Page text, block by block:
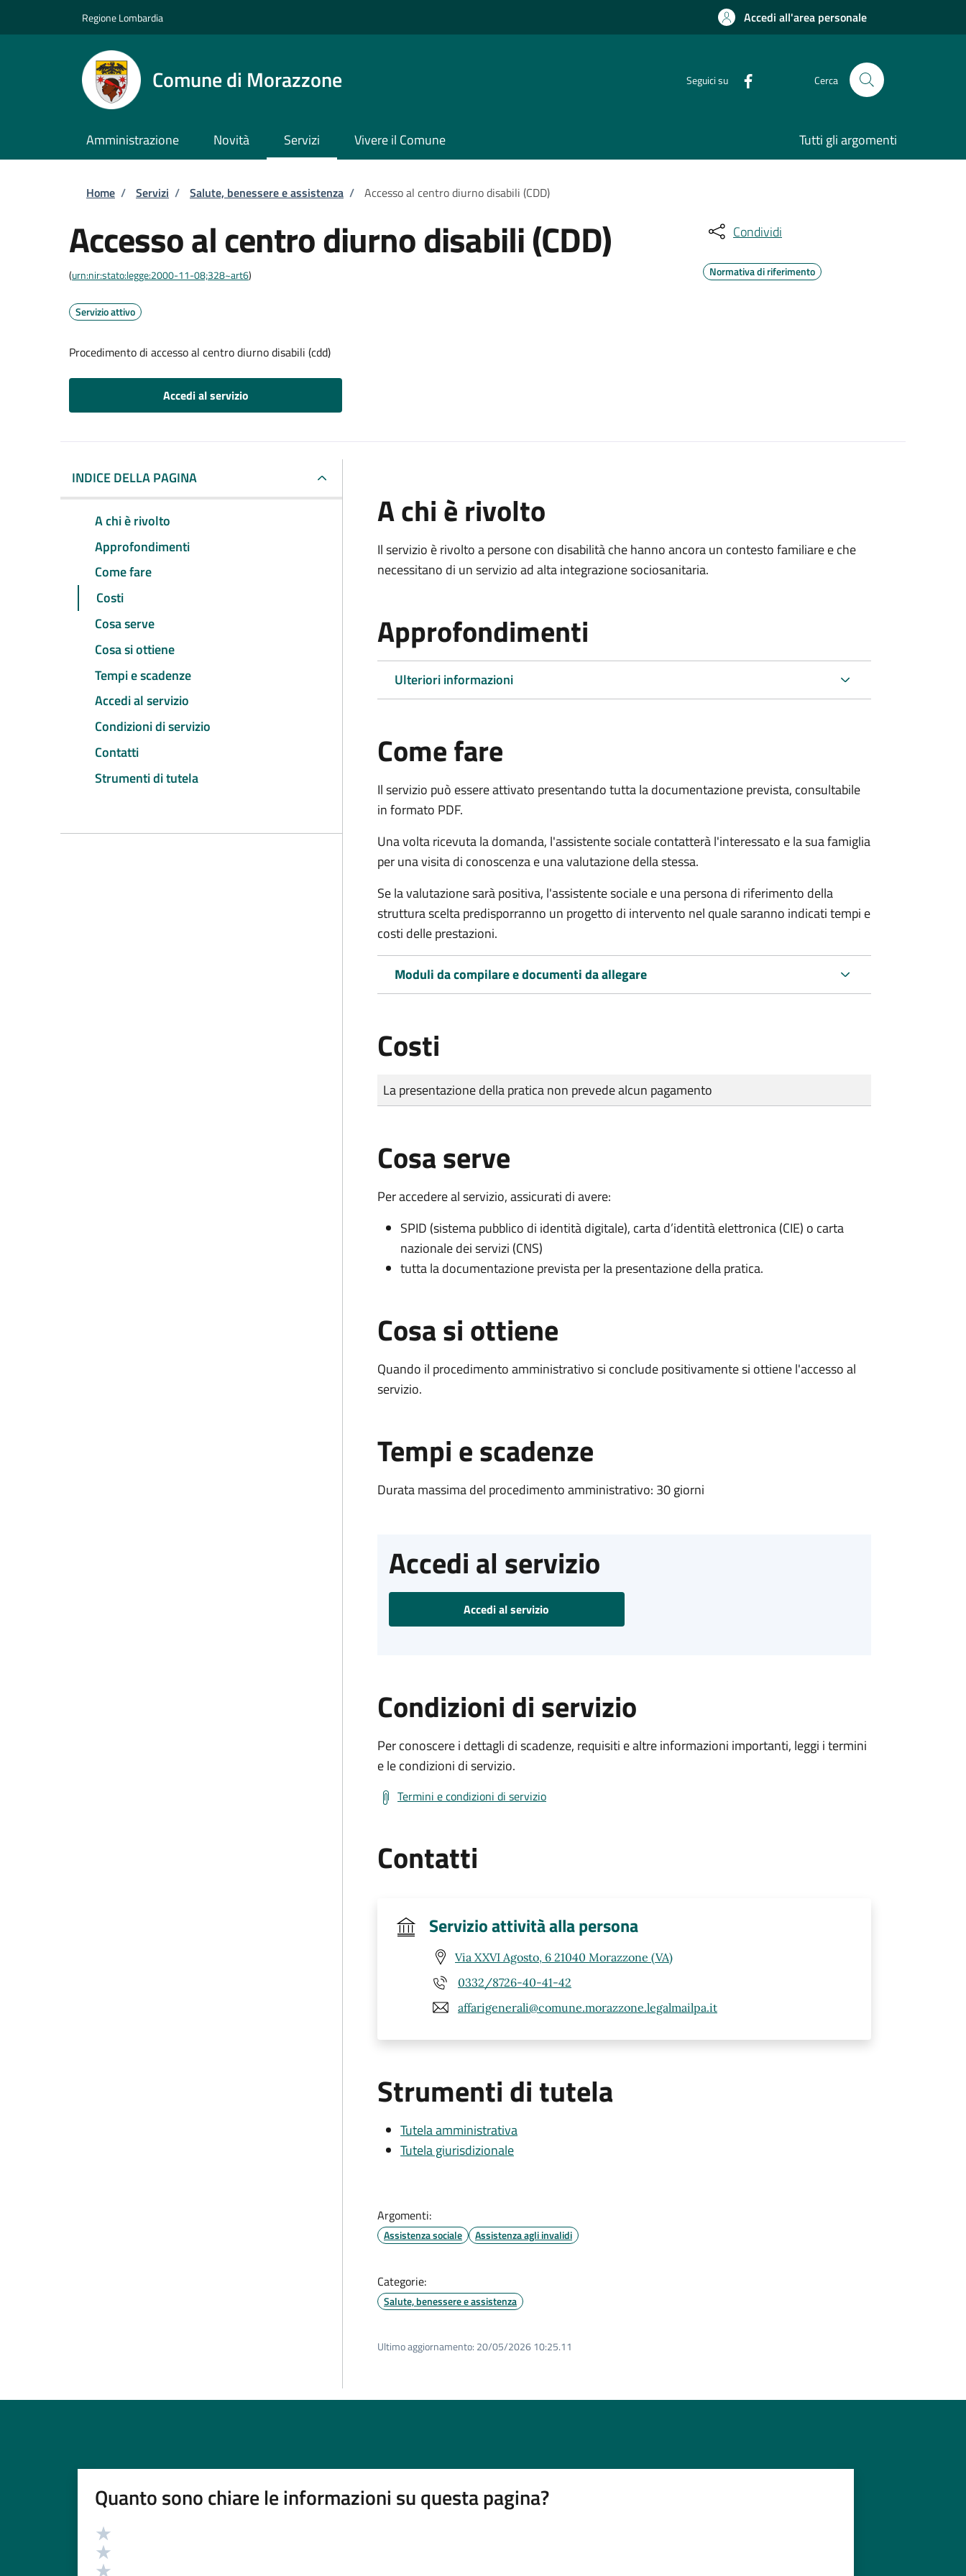
Regione Lombardia Accedi all'area personale
Comune di Morazzone Seguici su Cerca
Amministrazione Novità Servizi Vivere il Comune Tutti gli argomenti
Briciole di pane
Home / Servizi / Salute, benessere e assistenza / Accesso al centro diurno disabili (CDD)
Accesso al centro diurno disabili (CDD)
(urn:nir:stato:legge:2000-11-08;328~art6)
Servizio attivo
Procedimento di accesso al centro diurno disabili (cdd)
Accedi al servizio
Condividi
Normativa di riferimento
INDICE DELLA PAGINA
A chi è rivolto
Approfondimenti
Come fare
Costi
Cosa serve
Cosa si ottiene
Tempi e scadenze
Accedi al servizio
Condizioni di servizio
Contatti
Strumenti di tutela
A chi è rivolto
Il servizio è rivolto a persone con disabilità che hanno ancora un contesto familiare e che
necessitano di un servizio ad alta integrazione sociosanitaria.
Approfondimenti
Ulteriori informazioni
Come fare
Il servizio può essere attivato presentando tutta la documentazione prevista, consultabile
in formato PDF.
Una volta ricevuta la domanda, l'assistente sociale contatterà l'interessato e la sua famiglia
per una visita di conoscenza e una valutazione della stessa.
Se la valutazione sarà positiva, l'assistente sociale e una persona di riferimento della
struttura scelta predisporranno un progetto di intervento nel quale saranno indicati tempi e
costi delle prestazioni.
Moduli da compilare e documenti da allegare
Costi
Tipo di pagamento
Importo
La presentazione della pratica non prevede alcun pagamento
Cosa serve
Per accedere al servizio, assicurati di avere:
SPID (sistema pubblico di identità digitale), carta d’identità elettronica (CIE) o carta
nazionale dei servizi (CNS)
tutta la documentazione prevista per la presentazione della pratica.
Cosa si ottiene
Quando il procedimento amministrativo si conclude positivamente si ottiene l'accesso al
servizio.
Tempi e scadenze
Durata massima del procedimento amministrativo: 30 giorni
Accedi al servizio
Accedi al servizio
Condizioni di servizio
Per conoscere i dettagli di scadenze, requisiti e altre informazioni importanti, leggi i termini
e le condizioni di servizio.
Termini e condizioni di servizio
Contatti
Servizio attività alla persona
Via XXVI Agosto, 6 21040 Morazzone (VA)
0332/8726-40-41-42
affarigenerali@comune.morazzone.legalmailpa.it
Strumenti di tutela
Tutela amministrativa
Tutela giurisdizionale
Argomenti:
Assistenza sociale Assistenza agli invalidi
Categorie:
Salute, benessere e assistenza
Ultimo aggiornamento: 20/05/2026 10:25.11
Quanto sono chiare le informazioni su questa pagina?
Valutazione